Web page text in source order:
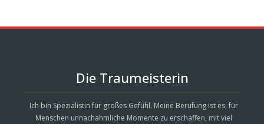
Die Traumeisterin
Ich bin Spezialistin für großes Gefühl. Meine Berufung ist es, für
Menschen unnachahmliche Momente zu erschaffen, mit viel